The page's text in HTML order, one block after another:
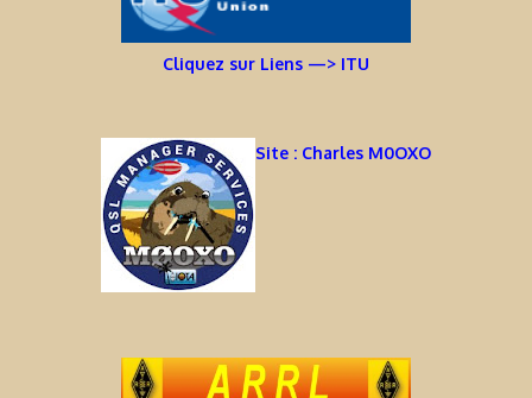
Cliquez sur Liens —> ITU
Site : Charles M0OXO